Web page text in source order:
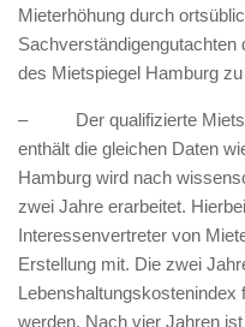
Mieterhöhung durch
des Mietspiegel Hamburg
– Der qualifizierte
enthält die gleichen Daten
Hamburg wird nach
zwei Jahre erarbeitet.
Interessenvertreter von
Erstellung mit. Die zwei
werden. Nach vier Jahren